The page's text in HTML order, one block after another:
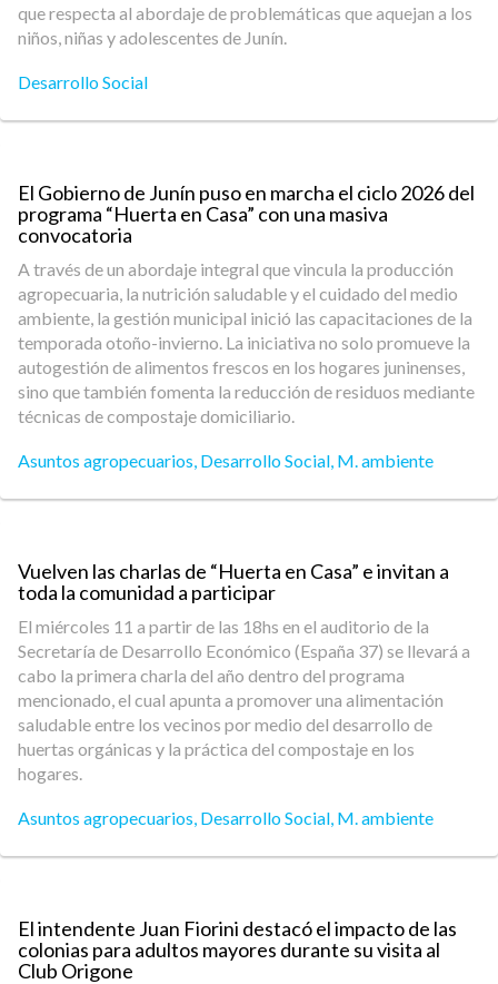
que respecta al abordaje de problemáticas que aquejan a los
niños, niñas y adolescentes de Junín.
Desarrollo Social
El Gobierno de Junín puso en marcha el ciclo 2026 del
programa “Huerta en Casa” con una masiva
convocatoria
A través de un abordaje integral que vincula la producción
agropecuaria, la nutrición saludable y el cuidado del medio
ambiente, la gestión municipal inició las capacitaciones de la
temporada otoño-invierno. La iniciativa no solo promueve la
autogestión de alimentos frescos en los hogares juninenses,
sino que también fomenta la reducción de residuos mediante
técnicas de compostaje domiciliario.
Asuntos agropecuarios, Desarrollo Social, M. ambiente
Vuelven las charlas de “Huerta en Casa” e invitan a
toda la comunidad a participar
El miércoles 11 a partir de las 18hs en el auditorio de la
Secretaría de Desarrollo Económico (España 37) se llevará a
cabo la primera charla del año dentro del programa
mencionado, el cual apunta a promover una alimentación
saludable entre los vecinos por medio del desarrollo de
huertas orgánicas y la práctica del compostaje en los
hogares.
Asuntos agropecuarios, Desarrollo Social, M. ambiente
El intendente Juan Fiorini destacó el impacto de las
colonias para adultos mayores durante su visita al
Club Origone